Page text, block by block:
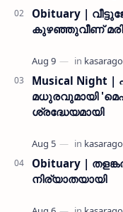
Obituary |
കുഴഞ്ഞുവീണ്
Musical Night
മധുരവുമായി
ശ്രദ്ധേയമായി
Obituary |
നിര്യാതയായി